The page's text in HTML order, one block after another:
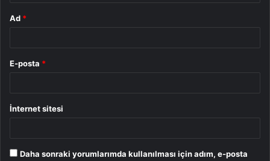
Ad *
E-posta *
İnternet sitesi
Daha sonraki yorumlarımda kullanılması için adım, e-posta